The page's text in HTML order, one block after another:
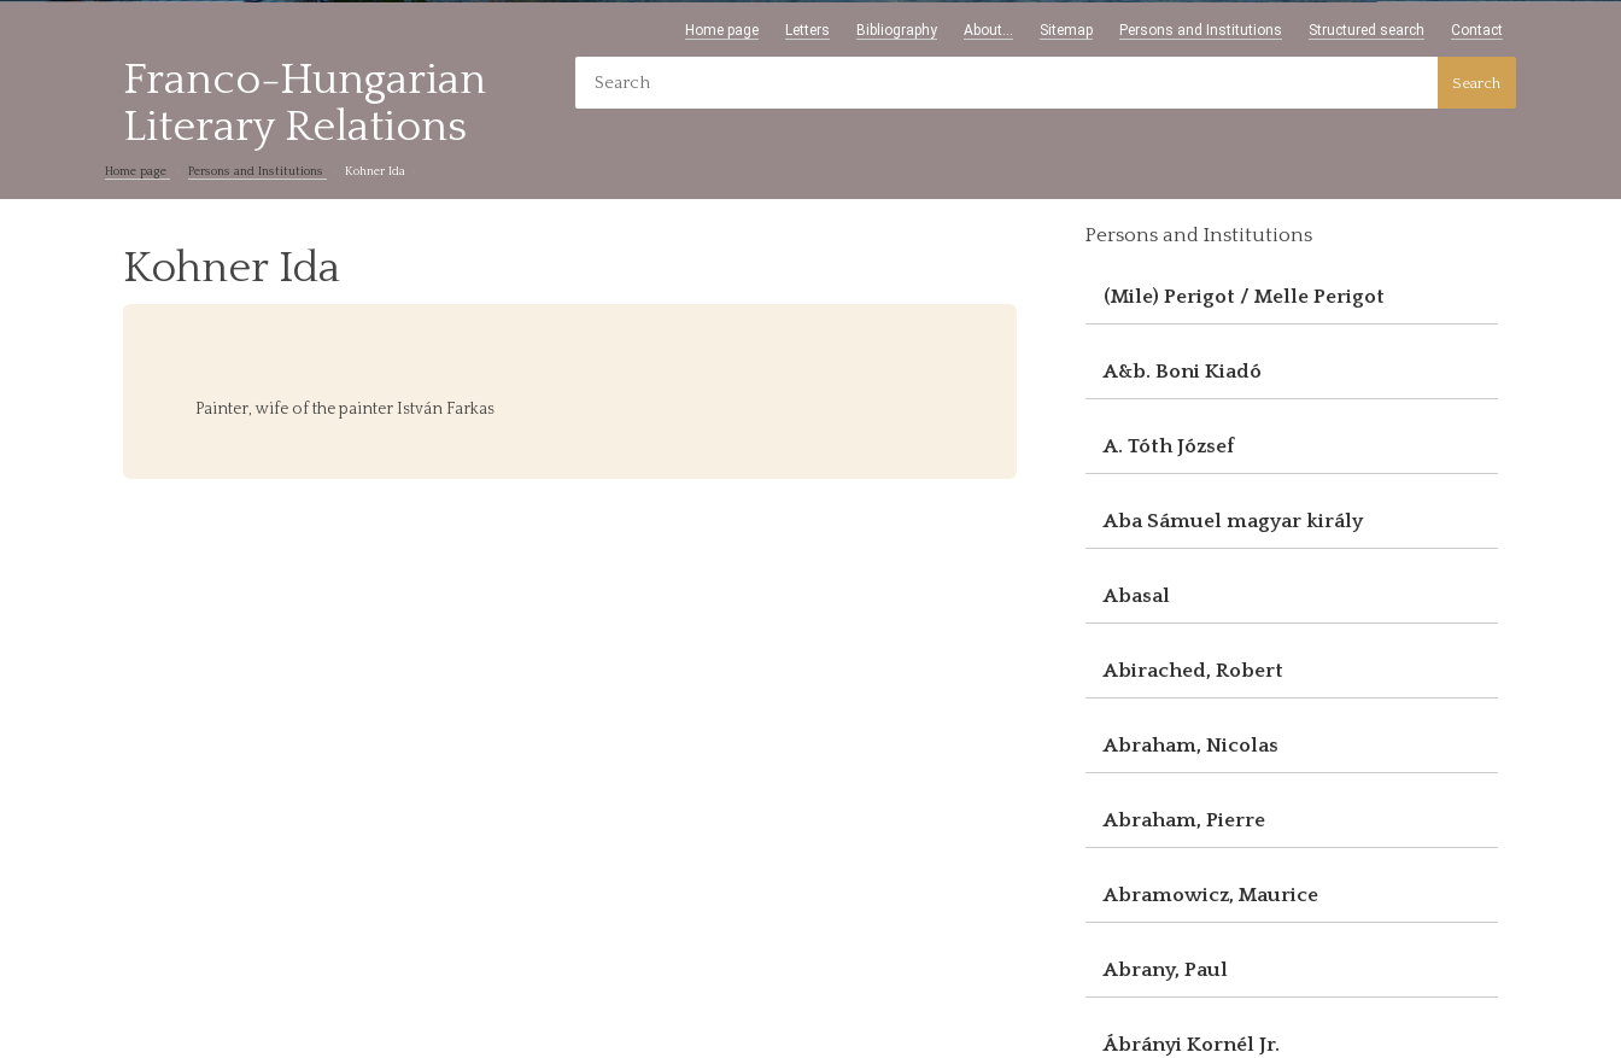
Home page Letters Bibliography About... Sitemap Persons and Institutions Structured search Contact
Franco-Hungarian
Literary Relations
Search
Home page Persons and Institutions Kohner Ida
Kohner Ida
Painter, wife of the painter István Farkas
Persons and Institutions
(Mile) Perigot / Melle Perigot
A&b. Boni Kiadó
A. Tóth József
Aba Sámuel magyar király
Abasal
Abirached, Robert
Abraham, Nicolas
Abraham, Pierre
Abramowicz, Maurice
Abrany, Paul
Ábrányi Kornél Jr.